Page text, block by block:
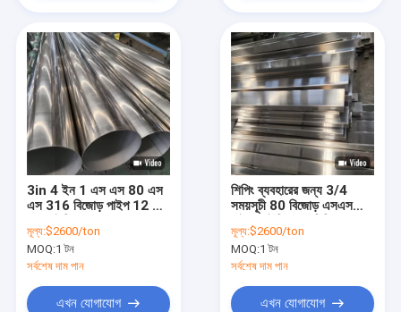
3in 4 ইন 1 এস এস 80 এস
এস 316 বিজোড় পাইপ 12 মিমি
মূল্য:$2600/ton
MOQ:1 টন
সর্বশেষ দাম পান
এখন যোগাযোগ
শিপিং ব্যবহারের জন্য 3/4
সময়সূচী 80 বিজোড় এসএস
মূল্য:$2600/ton
MOQ:1 টন
সর্বশেষ দাম পান
এখন যোগাযোগ